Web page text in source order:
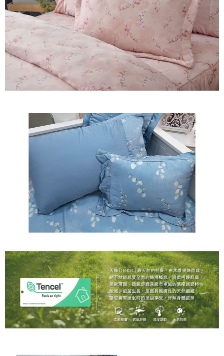
３．未成年的使用者請事先徵得法定代理人或監護人之同意方可使用
「AFTEE先享後付」，若未經同意申辦者引起之損失，本公司不負相關責
任。
４．使用「AFTEE先享後付」時，將依據個別帳號之用戶狀況，依本公司即
時審查核予不同之上限額度；若仍有額度不足之情形，本公司將視審查結果
請求用戶進行身份認證。
５．嚴禁一人註冊多個帳號或使用他人資訊註冊。若發現惡意使用之情形，
恩沛科技股份有限公司將有權停止該用戶之使用額度並採取法律行動。